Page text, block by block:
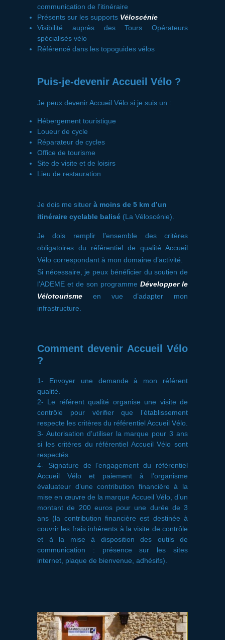
communication de l’itinéraire
Présents sur les supports Véloscénie
Visibilité auprès des Tours Opérateurs
spécialisés vélo
Référencé dans les topoguides vélos
Puis-je-devenir Accueil Vélo ?
Je peux devenir Accueil Vélo si je suis un :
Hébergement touristique
Loueur de cycle
Réparateur de cycles
Office de tourisme
Site de visite et de loisirs
Lieu de restauration
Je dois me situer à moins de 5 km d’un
itinéraire cyclable balisé (La Véloscénie).
Je dois remplir l’ensemble des critères
obligatoires du référentiel de qualité Accueil
Vélo correspondant à mon domaine d’activité.
Si nécessaire, je peux bénéficier du soutien de
l’ADEME et de son programme Développer le
Vélotourisme en vue d’adapter mon
infrastructure.
Comment devenir Accueil Vélo
?
1- Envoyer une demande à mon référent
qualité.
2- Le référent qualité organise une visite de
contrôle pour vérifier que l’établissement
respecte les critères du référentiel Accueil Vélo.
3- Autorisation d’utiliser la marque pour 3 ans
si les critères du référentiel Accueil Vélo sont
respectés.
4- Signature de l’engagement du référentiel
Accueil Vélo et paiement à l’organisme
évaluateur d’une contribution financière à la
mise en œuvre de la marque Accueil Vélo, d’un
montant de 200 euros pour une durée de 3
ans (la contribution financière est destinée à
couvrir les frais inhérents à la visite de contrôle
et à la mise à disposition des outils de
communication : présence sur les sites
internet, plaque de bienvenue, adhésifs).